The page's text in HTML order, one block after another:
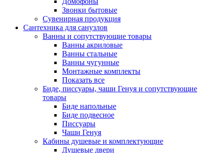
Звонки бытовые
Сувенирная продукция
Сантехника для санузлов
Ванны и сопутствующие товары
Ванны акриловые
Ванны стальные
Ванны чугунные
Монтажные комплекты
Показать все
Биде, писсуары, чаши Генуя и сопутствующие
товары
Биде напольные
Биде подвесное
Писсуары
Чаши Генуя
Кабины душевые и комплектующие
Душевые двери